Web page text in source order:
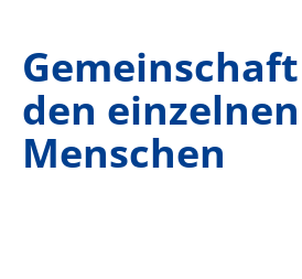
den einzelnen
Menschen